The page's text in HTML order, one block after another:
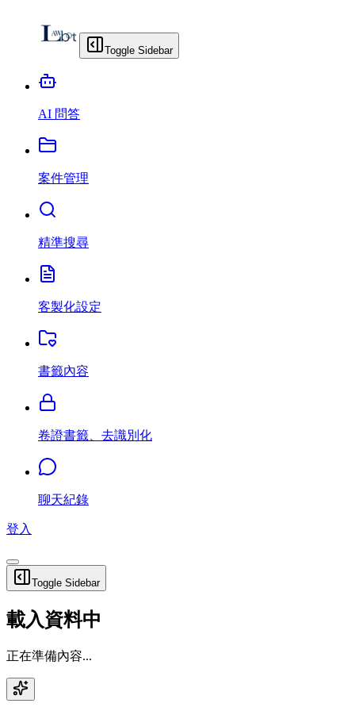
Toggle Sidebar
AI 問答
案件管理
精準搜尋
客製化設定
書籤內容
卷證書籤、去識別化
聊天紀錄
登入
Toggle Sidebar
載入資料中
正在準備內容...